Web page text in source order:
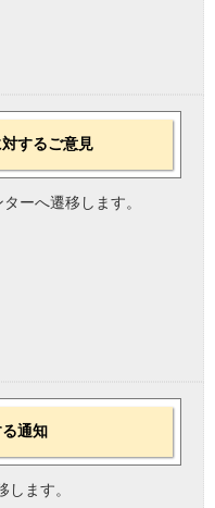
するご意見
ーへ遷移します。
通知
します。